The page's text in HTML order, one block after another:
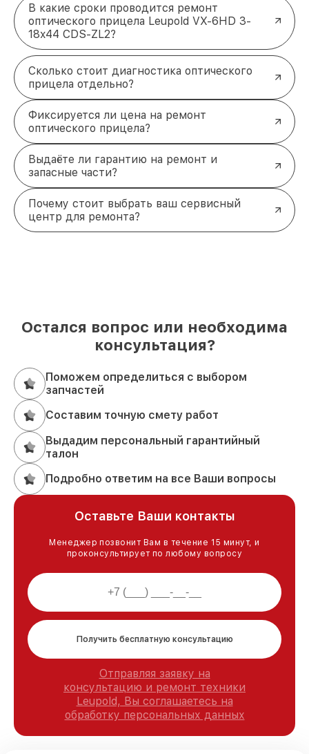
В какие сроки проводится ремонт
оптического прицела Leupold VX-6HD 3-
18x44 CDS-ZL2?
Сколько стоит диагностика оптического
прицела отдельно?
Фиксируется ли цена на ремонт
оптического прицела?
Выдаёте ли гарантию на ремонт и
запасные части?
Почему стоит выбрать ваш сервисный
центр для ремонта?
Остался вопрос или необходима
консультация?
Поможем определиться с выбором
запчастей
Составим точную смету работ
Выдадим персональный гарантийный
талон
Подробно ответим на все Ваши вопросы
Оставьте Ваши контакты
Менеджер позвонит Вам в течение 15 минут, и
проконсультирует по любому вопросу
Получить бесплатную консультацию
Отправляя заявку на
консультацию и ремонт техники
Leupold, Вы соглашаетесь на
обработку персональных данных